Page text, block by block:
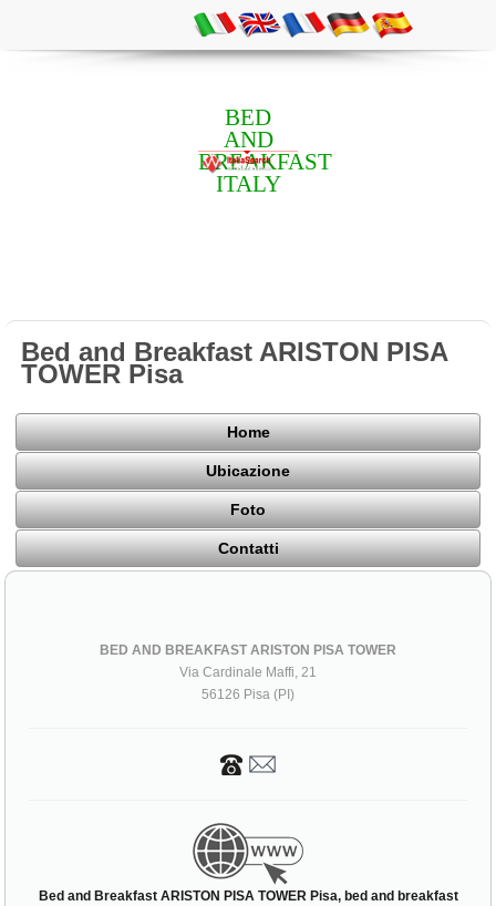
BED
AND
BREAKFAST
ITALY
Bed and Breakfast ARISTON PISA
TOWER Pisa
Home
Ubicazione
Foto
Contatti
BED AND BREAKFAST ARISTON PISA TOWER
Via Cardinale Maffi, 21
56126 Pisa (PI)
Bed and Breakfast ARISTON PISA TOWER Pisa, bed and breakfast